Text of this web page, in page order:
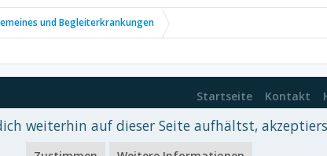
und Begleiterkrankungen
Startseite Kontakt
©2010-2017
weiterhin auf dieser Seite aufhältst,